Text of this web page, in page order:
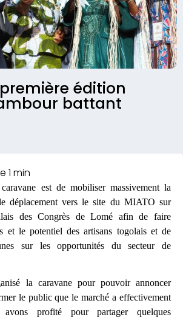
première édition
battant
est de mobiliser massivement la
déplacement vers le site du MIATO sur
des Congrès de Lomé afin de faire
et le potentiel des artisans togolais et de
sur les opportunités du secteur de
la caravane pour pouvoir annoncer
le public que le marché a effectivement
avons profité pour partager quelques